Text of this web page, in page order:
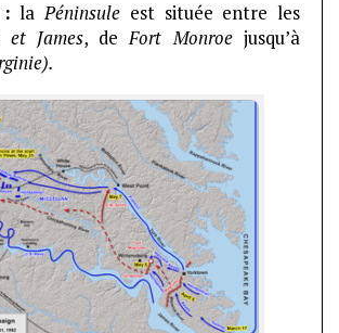
: laPéninsule est située entre les
et James, deFort Monroejusqu’à